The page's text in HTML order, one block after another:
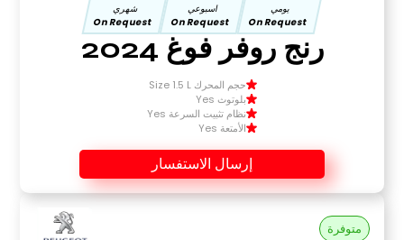
يومي
On Request
اسبوعي
On Request
شهري
On Request
رنج روفر فوغ 2024
حجم المحرك Size 1.5 L
بلوتوث Yes
نظام تثبيت السرعة Yes
الأمتعة Yes
إرسال الاستفسار
متوفرة